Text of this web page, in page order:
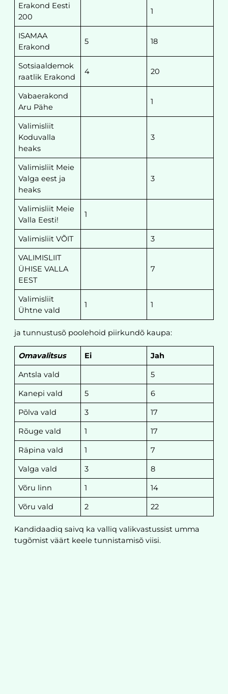
Erakond Eesti
200
1
ISAMAA
Erakond
5 18
Sotsiaaldemok
raatlik Erakond
4 20
Vabaerakond
Aru Pähe
1
Valimisliit
Koduvalla
heaks
3
Valimisliit Meie
Valga eest ja
heaks
3
Valimisliit Meie
Valla Eesti!
1
Valimisliit VÕIT 3
VALIMISLIIT
ÜHISE VALLA
EEST
7
Valimisliit
Ühtne vald
1 1
ja tunnustusõ poolehoid piirkundõ kaupa:
Omavalitsus Ei Jah
Antsla vald 5
Kanepi vald 5 6
Põlva vald 3 17
Rõuge vald 1 17
Räpina vald 1 7
Valga vald 3 8
Võru linn 1 14
Võru vald 2 22
Kandidaadiq saivq ka valliq valikvastussist umma
tugõmist väärt keele tunnistamisõ viisi.